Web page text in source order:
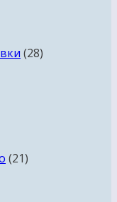
2828
21товар